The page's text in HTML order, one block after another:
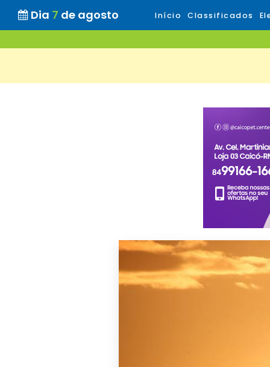
Dia 7 de agosto Início Classificados